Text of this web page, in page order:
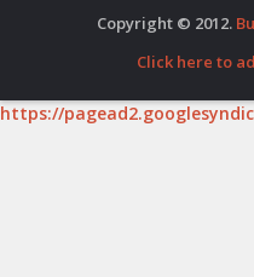
Copyright © 2012.
Click here to
https://